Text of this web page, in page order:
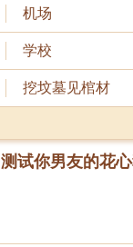
机场
学校
挖坟墓见棺材
测试你男友的花